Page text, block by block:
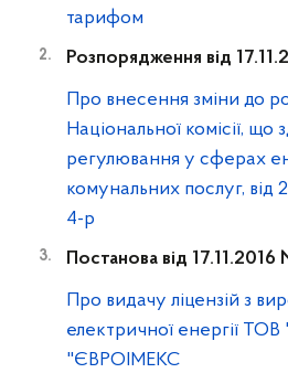
тарифом
Розпорядження від
Про внесення зміни до
Національної комісії,
регулювання у сферах
комунальних послуг, від
4-р
Постанова від
Про видачу ліцензій з
електричної енергії
"ЄВРОІМЕКС